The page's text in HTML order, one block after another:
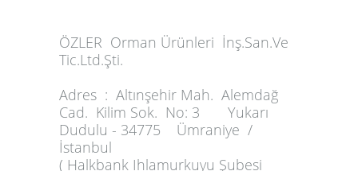
ÖZLER Orman Ürünleri İnş.San.Ve
Tic.Ltd.Şti.
Adres : Altınşehir Mah. Alemdağ
Cad. Kilim Sok. No: 3 Yukarı
Dudulu - 34775 Ümraniye /
İstanbul
( Halkbank Ihlamurkuyu Şubesi